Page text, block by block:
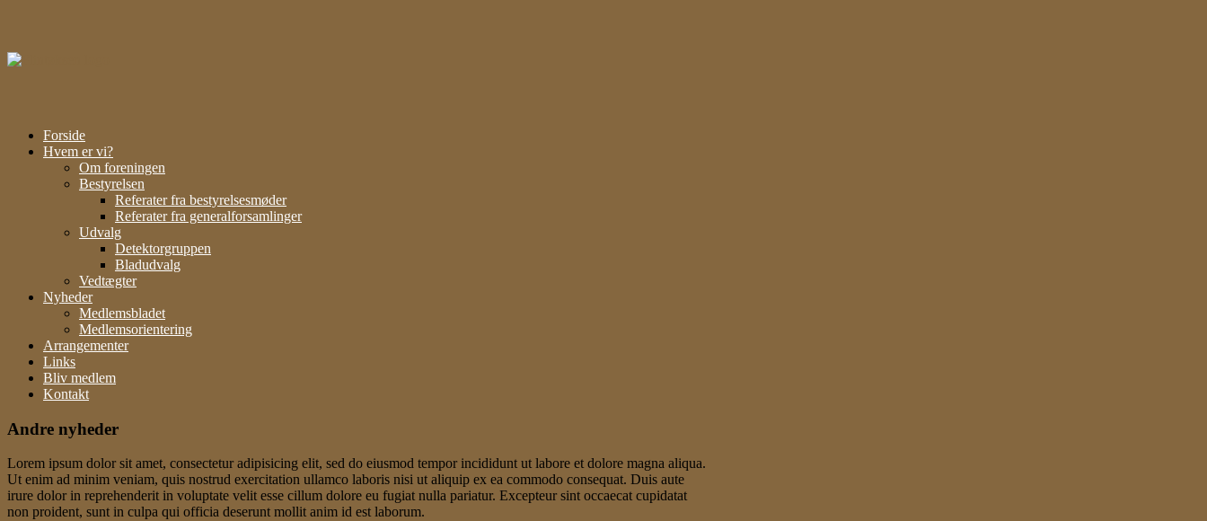
Forside
Hvem er vi?
Om foreningen
Bestyrelsen
Referater fra bestyrelsesmøder
Referater fra generalforsamlinger
Udvalg
Detektorgruppen
Bladudvalg
Vedtægter
Nyheder
Medlemsbladet
Medlemsorientering
Arrangementer
Links
Bliv medlem
Kontakt
Andre nyheder
Lorem ipsum dolor sit amet, consectetur adipisicing elit, sed do eiusmod tempor incididunt ut labore et dolore magna aliqua.
Ut enim ad minim veniam, quis nostrud exercitation ullamco laboris nisi ut aliquip ex ea commodo consequat. Duis aute
irure dolor in reprehenderit in voluptate velit esse cillum dolore eu fugiat nulla pariatur. Excepteur sint occaecat cupidatat
non proident, sunt in culpa qui officia deserunt mollit anim id est laborum.